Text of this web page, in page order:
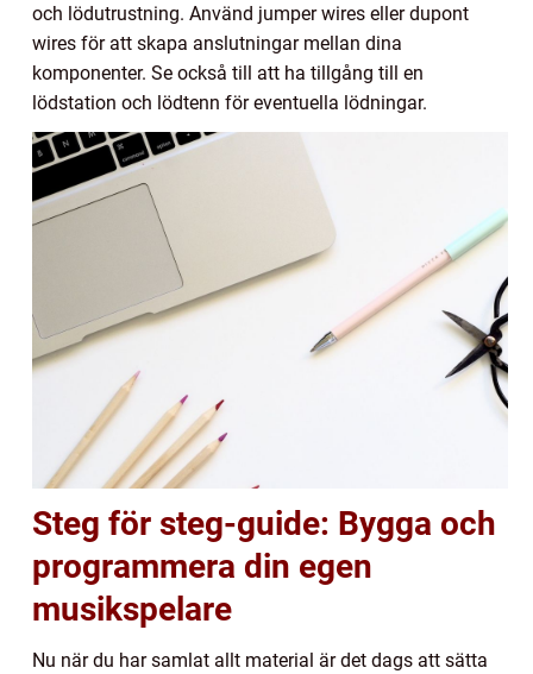
och lödutrustning. Använd jumper wires eller dupont
wires för att skapa anslutningar mellan dina
komponenter. Se också till att ha tillgång till en
lödstation och lödtenn för eventuella lödningar.
Steg för steg-guide: Bygga och
programmera din egen
musikspelare
Nu när du har samlat allt material är det dags att sätta